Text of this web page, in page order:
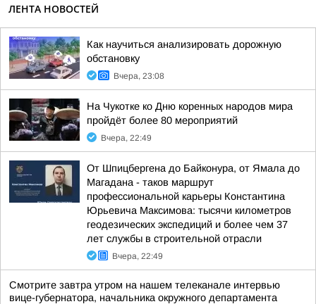
ЛЕНТА НОВОСТЕЙ
Как научиться анализировать дорожную
обстановку
Вчера, 23:08
На Чукотке ко Дню коренных народов мира
пройдёт более 80 мероприятий
Вчера, 22:49
От Шпицбергена до Байконура, от Ямала до
Магадана - таков маршрут
профессиональной карьеры Константина
Юрьевича Максимова: тысячи километров
геодезических экспедиций и более чем 37
лет службы в строительной отрасли
Вчера, 22:49
Смотрите завтра утром на нашем телеканале интервью
вице-губернатора, начальника окружного департамента